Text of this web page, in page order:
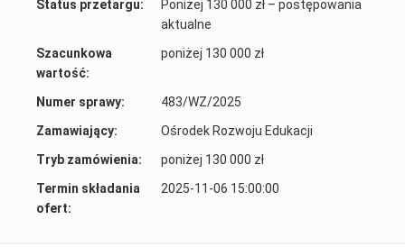
Status przetargu:
Poniżej 130 000 zł – postępowania
aktualne
Szacunkowa
wartość:
poniżej 130 000 zł
Numer sprawy:
483/WZ/2025
Zamawiający:
Ośrodek Rozwoju Edukacji
Tryb zamówienia:
poniżej 130 000 zł
Termin składania
ofert:
2025-11-06 15:00:00